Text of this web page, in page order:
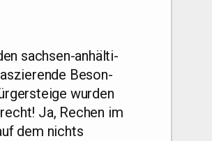
sach­sen-anhäl­ti­
Beson­
wur­den
Ja, Rechen im
dem nichts